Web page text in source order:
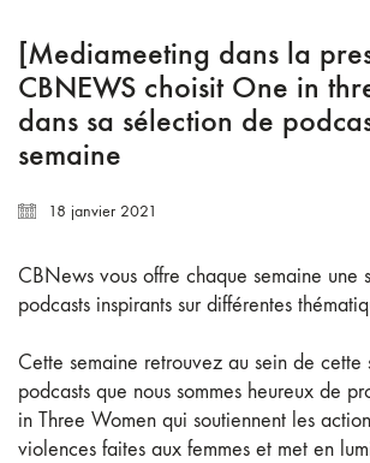
[Mediameeting dans la
CBNEWS choisit One in
dans sa sélection de
semaine
18 janvier 2021
CBNews vous offre chaque semaine une
podcasts inspirants sur différentes
Cette semaine retrouvez au sein de cette
podcasts que nous sommes heureux de
in Three Women qui soutiennent les
violences faites aux femmes et met en